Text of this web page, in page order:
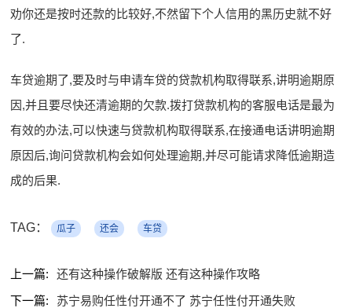
劝你还是按时还款的比较好,不然留下个人信用的黑历史就不好
了.
车贷逾期了,要及时与申请车贷的贷款机构取得联系,讲明逾期原
因,并且要尽快还清逾期的欠款.拨打贷款机构的客服电话是最为
有效的办法,可以快速与贷款机构取得联系,在接通电话讲明逾期
原因后,询问贷款机构会如何处理逾期,并尽可能请求降低逾期造
成的后果.
TAG： 瓜子 还会 车贷
上一篇:
还有这种操作破解版 还有这种操作攻略
下一篇:
苏宁易购任性付开通不了 苏宁任性付开通失败